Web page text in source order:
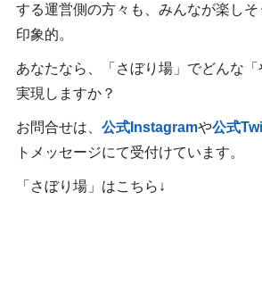
する運営側の方々も、みんなが楽し
印象的。
あなたなら、「さぼり場」でどんな
実現しますか？
お問合せは、 公式Instagramや公式
トメッセージにて受付けています。
「さぼり場」はこちら↓